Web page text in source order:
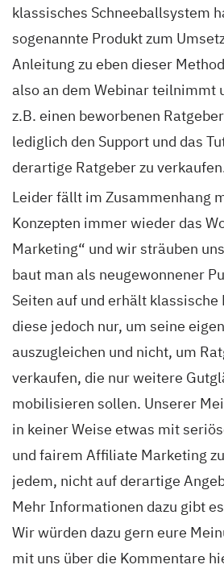
klassisches Schneeballsystem
sogenannte Produkt zum
Anleitung zu eben dieser
also an dem Webinar teilnimmt
z.B. einen beworbenen
lediglich den Support und das
derartige Ratgeber zu
Leider fällt im Zusammenhang
Konzepten immer wieder das
Marketing“ und wir sträuben
baut man als neugewonnener
Seiten auf und erhält
diese jedoch nur, um seine
auszugleichen und nicht, um
verkaufen, die nur weitere
mobilisieren sollen. Unserer
in keiner Weise etwas mit
und fairem Affiliate Marketing
jedem, nicht auf derartige
Mehr Informationen dazu gibt es
Wir würden dazu gern eure
mit uns über die Kommentare